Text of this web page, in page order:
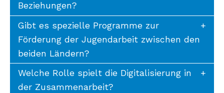
Beziehungen?
Gibt es spezielle Programme zur
Förderung der Jugendarbeit zwischen den
beiden Ländern?
Welche Rolle spielt die Digitalisierung in
der Zusammenarbeit?